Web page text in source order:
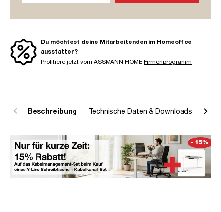
Du möchtest deine Mitarbeitenden im Homeoffice
ausstatten?
Profitiere jetzt vom ASSMANN HOME Firmenprogramm
Beschreibung Technische Daten & Downloads